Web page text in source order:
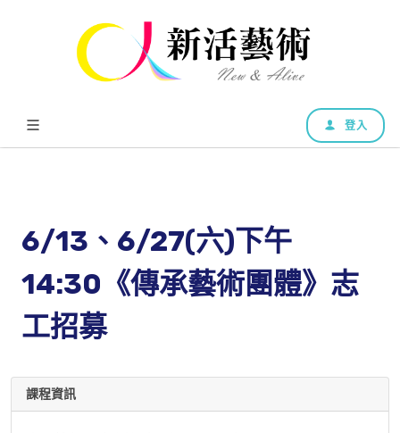
登入
6/13、6/27(六)下午
14:30《傳承藝術團體》志
工招募
課程資訊